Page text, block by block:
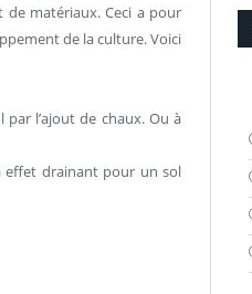
de matériaux. Ceci a pour
de la culture. Voici
l’ajout de chaux. Ou à
effet drainant pour un sol